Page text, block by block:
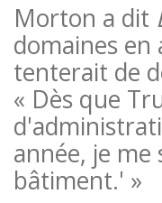
Morton a dit
domaines
tenterait de
« Dès que
année, je
bâtiment.' »